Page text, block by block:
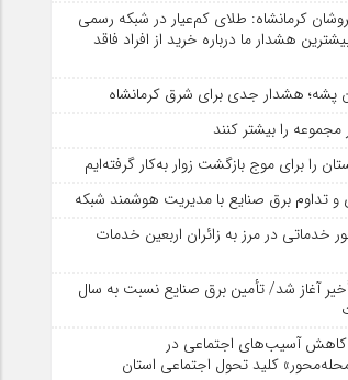
کرمانشاه: طلای کم‌عیار در شبکه رسمی
هشدار ما درباره خرید از افراد فاقد
پشه؛ هشدار جدی برای شرق کرمانشاه
را بیشتر کنند
را برای موج بازگشت زوار به‌کار گرفته‌ایم
تداوم برق صنایع با مدیریت هوشمند شبکه
خدماتی در مرز به زائران اربعین خدمات
آغاز شد/ تأمین برق صنایع نسبت به سال
کاهش آسیب‌های اجتماعی در
کلید تحول اجتماعی استان